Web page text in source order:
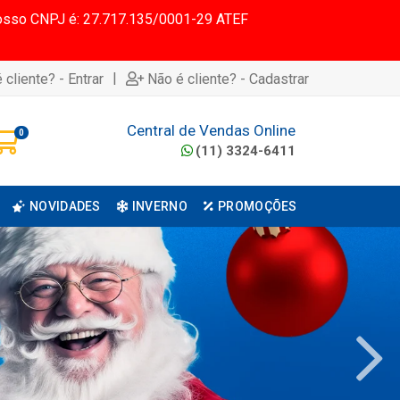
CNPJ é: 27.717.135/0001-29 ATEF
cliente? - Entrar | Não é cliente? - Cadastrar
0 Central de Vendas Online
(11) 3324-6411
NOVIDADES INVERNO PROMOÇÕES